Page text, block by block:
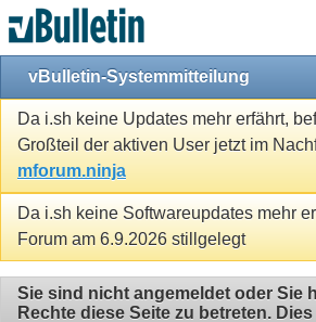
vBulletin-Systemmitteilung
Da i.sh keine Updates mehr erfährt,
Großteil der aktiven User jetzt im
mforum.ninja
Da i.sh keine Softwareupdates mehr
Forum am 6.9.2026 stillgelegt
Sie sind nicht angemeldet oder Sie
Rechte diese Seite zu betreten.